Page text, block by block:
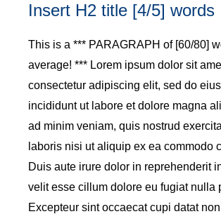
Insert H2 title [4/5] words
This is a *** PARAGRAPH of [60/80]
average! *** Lorem ipsum dolor sit
consectetur adipiscing elit, sed do
incididunt ut labore et dolore magna
ad minim veniam, quis nostrud
laboris nisi ut aliquip ex ea commodo
Duis aute irure dolor in reprehenderit
velit esse cillum dolore eu fugiat nulla
Excepteur sint occaecat cupi datat